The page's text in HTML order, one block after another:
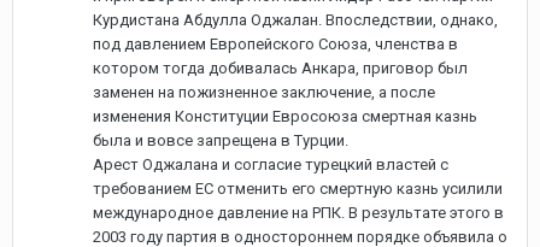
Курдистана Абдулла Оджалан. Впоследствии, однако,
под давлением Европейского Союза, членства в
котором тогда добивалась Анкара, приговор был
заменен на пожизненное заключение, а после
изменения Конституции Евросоюза смертная казнь
была и вовсе запрещена в Турции.
Арест Оджалана и согласие турецкий властей с
требованием ЕС отменить его смертную казнь усилили
международное давление на РПК. В результате этого в
2003 году партия в одностороннем порядке объявила о